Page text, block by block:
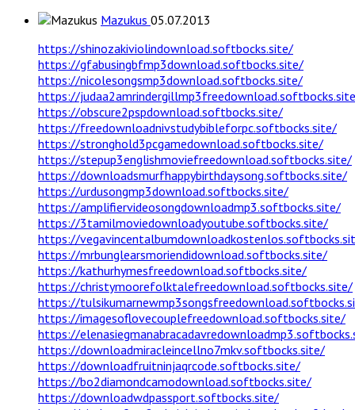
Mazukus 05.07.2013
https://shinozakiviolindownload.softbocks.site/
https://gfabusingbfmp3download.softbocks.site/
https://nicolesongsmp3download.softbocks.site/
https://
https://obscure2pspdownload.softbocks.site/
https://freedownloadnivstudybibleforpc.softbocks.site/
https://stronghold3pcgamedownload.softbocks.site/
https://stepup3englishmoviefreedownload.softbocks.site/
https://downloadsmurfhappybirthdaysong.softbocks.site/
https://urdusongmp3download.softbocks.site/
https://amplifiervideosongdownloadmp3.softbocks.site/
https://3tamilmoviedownloadyoutube.softbocks.site/
https://
https://mrbunglearsmoriendidownload.softbocks.site/
https://kathurhymesfreedownload.softbocks.site/
https://christymoorefolktalefreedownload.softbocks.site/
https://
https://imagesoflovecouplefreedownload.softbocks.site/
https://
https://downloadmiracleincellno7mkv.softbocks.site/
https://downloadfruitninjaqrcode.softbocks.site/
https://bo2diamondcamodownload.softbocks.site/
https://downloadwdpassport.softbocks.site/